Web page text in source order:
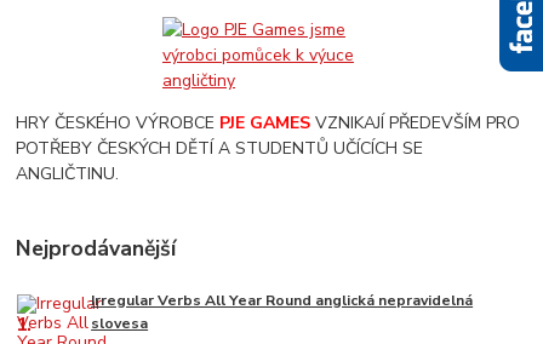
HRY ČESKÉHO VÝROBCE PJE GAMES VZNIKAJÍ PŘEDEVŠÍM PRO
POTŘEBY ČESKÝCH DĚTÍ A STUDENTŮ UČÍCÍCH SE
ANGLIČTINU.
Nejprodávanější
1.
Irregular Verbs All Year Round anglická nepravidelná
slovesa